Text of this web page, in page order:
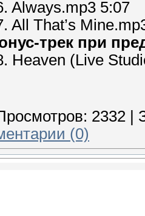
Always.mp3 5:07
All That’s
трек при
Heaven (Live
2332
(0)